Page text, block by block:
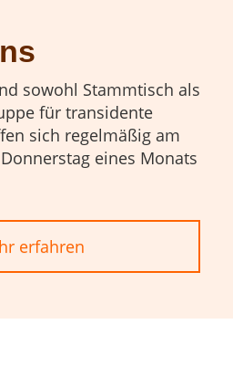
sowohl Stammtisch als
für transidente
sich regelmäßig am
eines Monats
erfahren